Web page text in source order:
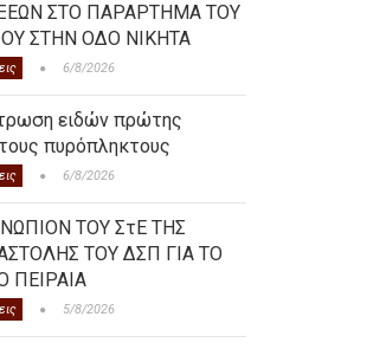
ΣΤΟ ΠΑΡΑΡΤΗΜΑ ΤΟΥ
ΣΤΗΝ ΟΔΟ ΝΙΚΗΤΑ
6/8/2026
ειδών πρώτης
πυρόπληκτους
6/8/2026
ΤΟΥ ΣτΕ ΤΗΣ
ΤΟΥ ΔΣΠ ΓΙΑ ΤΟ
ΠΕΙΡΑΙΑ
5/8/2026